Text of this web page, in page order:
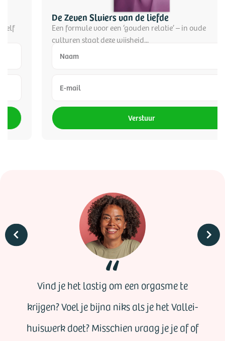
De Zeven Sluiers van de liefde
Een formule voor een ‘gouden relatie’ – in oude
culturen staat deze wijsheid...
Vind je het lastig om een orgasme te
krijgen? Voel je bijna niks als je het Vallei-
huiswerk doet? Misschien vraag je je af of